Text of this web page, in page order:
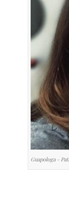
Guapologa -